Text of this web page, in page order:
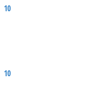
10
10